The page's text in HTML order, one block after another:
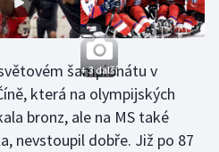
+ 3 další
šampionátu v
která na olympijských
bronz, ale na MS také
nevstoupil dobře. Již po 87